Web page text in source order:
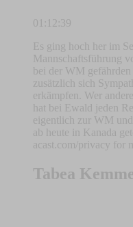
01:12:39
Es ging hoch her im
Mannschaftsführung
bei der WM
zusätzlich sich
erkämpfen. Wer
hat bei Ewald jeden
eigentlich zur WM
ab heute in Kanada
acast.com/privacy for
Tabea